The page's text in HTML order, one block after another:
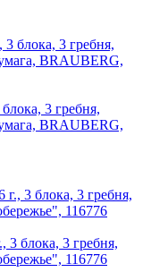
3 гребня,
BRAUBERG,
3 блока, 3 гребня,
116776